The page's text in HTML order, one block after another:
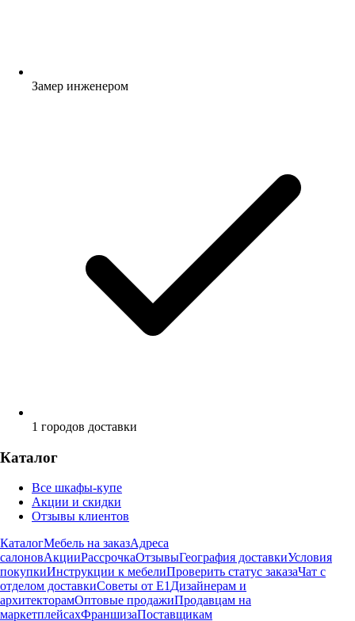
Замер инженером
1 городов доставки
Каталог
Все шкафы-купе
Акции и скидки
Отзывы клиентов
КаталогМебель на заказАдреса
салоновАкцииРассрочкаОтзывыГеография доставкиУсловия
покупкиИнструкции к мебелиПроверить статус заказаЧат с
отделом доставкиСоветы от Е1 Дизайнерам и
архитекторамОптовые продажиПродавцам на
маркетплейсахФраншизаПоставщикам